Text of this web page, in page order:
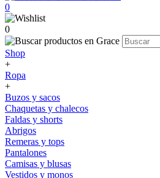
0
0
Shop
+
Ropa
+
Buzos y sacos
Chaquetas y chalecos
Faldas y shorts
Abrigos
Remeras y tops
Pantalones
Camisas y blusas
Vestidos y monos